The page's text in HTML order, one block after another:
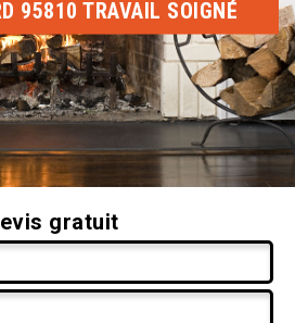
95810 TRAVAIL SOIGNÉ
gratuit